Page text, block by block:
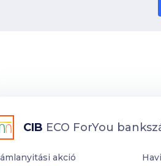
CIB ECO ForYou
akció